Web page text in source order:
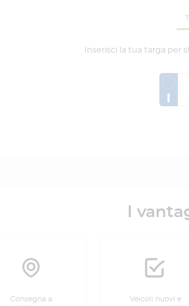
Inserisci la tua targa per
I
Consegna a
Veicoli nuovi e